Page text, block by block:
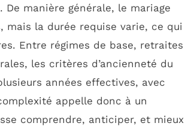
manière générale, le mariage
la durée requise varie, ce qui
Entre régimes de base, retraites
les critères d’ancienneté du
années effectives, avec
appelle donc à un
comprendre, anticiper, et mieux